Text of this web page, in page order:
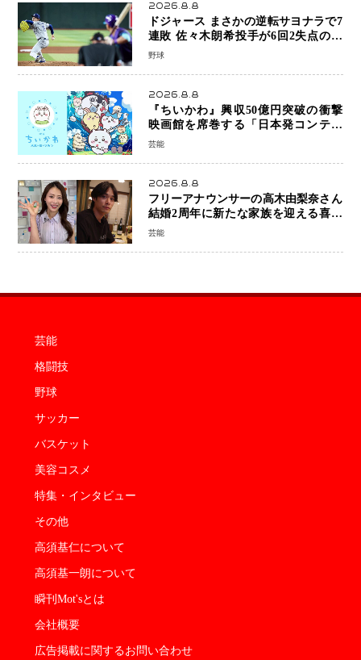
2026.8.8
ドジャース まさかの逆転サヨナラで7
連敗 佐々木朗希投手が6回2失点の力
投も勝利届かず、大谷翔平は好機で悔
野球
2026.8.8
『ちいかわ』興収50億円突破の衝撃
映画館を席巻する「日本発コンテン
ツ」の強さ スパイダーマン、モアナ
芸能
2026.8.8
フリーアナウンサーの高木由梨奈さん
結婚2周年に新たな家族を迎える喜び
を報告 夫・岸田タツヤさんと連名
芸能
芸能
格闘技
野球
サッカー
バスケット
美容コスメ
特集・インタビュー
その他
高須基仁について
高須基一朗について
瞬刊Mot'sとは
会社概要
広告掲載に関するお問い合わせ